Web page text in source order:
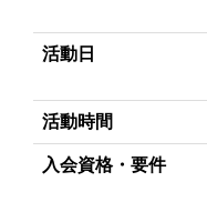
活動日
活動時間
入会資格・要件